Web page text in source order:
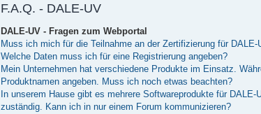
F.A.Q. - DALE-UV
DALE-UV - Fragen zum Webportal
Muss ich mich für die Teilnahme an der Zertifizierung für
Welche Daten muss ich für eine Registrierung angeben?
Mein Unternehmen hat verschiedene Produkte im Einsatz.
Produktnamen angeben. Muss ich noch etwas beachten?
In unserem Hause gibt es mehrere Softwareprodukte für
zuständig. Kann ich in nur einem Forum kommunizieren?